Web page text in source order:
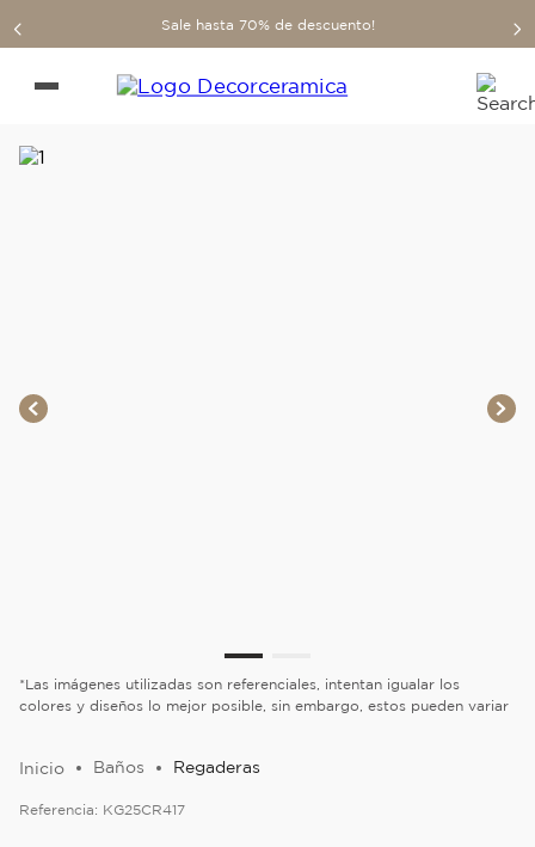
Sale hasta 70% de descuento!
*Las imágenes utilizadas son referenciales, intentan igualar los
colores y diseños lo mejor posible, sin embargo, estos pueden variar
Baños Regaderas
Referencia: KG25CR417